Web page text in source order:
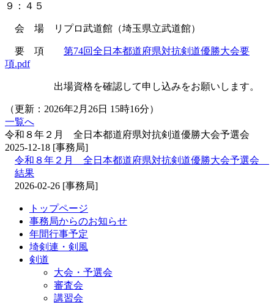
９：４５
会 場 リプロ武道館（埼玉県立武道館）
要 項 第74回全日本都道府県対抗剣道優勝大会要
項.pdf
出場資格を確認して申し込みをお願いします。
（更新：2026年2月26日 15時16分）
一覧へ
令和８年２月 全日本都道府県対抗剣道優勝大会予選会
2025-12-18 [事務局]
令和８年２月 全日本都道府県対抗剣道優勝大会予選会
結果
2026-02-26 [事務局]
トップページ
事務局からのお知らせ
年間行事予定
埼剣連・剣風
剣道
大会・予選会
審査会
講習会